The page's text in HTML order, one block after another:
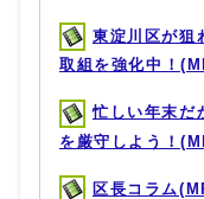
東淀川区が狙
取組を強化中！
忙しい年末だ
を厳守しよう！
区長コラム